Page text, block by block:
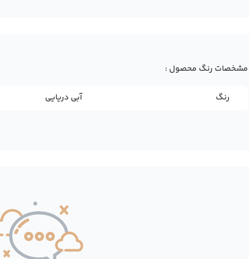
مشخصات رنگ محصول :
رنگ آبی دریایی